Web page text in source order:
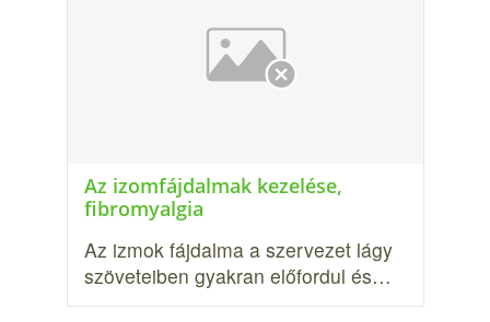
Az izomfájdalmak kezelése,
fibromyalgia
Az izmok fájdalma a szervezet lágy
szöveteiben gyakran előfordul és…